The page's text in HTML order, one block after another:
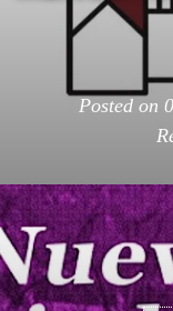
Posted on